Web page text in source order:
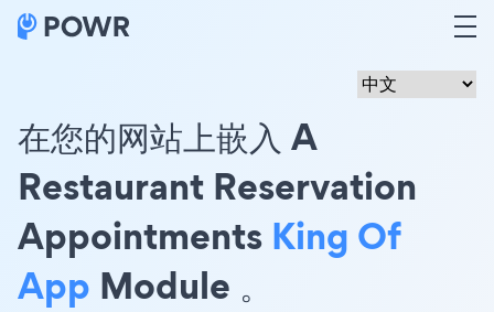
在您的网站上嵌入 A
Restaurant Reservation
Appointments King Of
App Module 。